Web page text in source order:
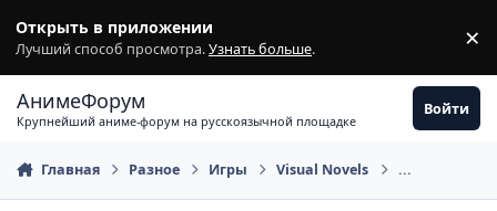
Открыть в приложении
Лучший способ просмотра.Узнать больше. ×
АнимеФорум
Крупнейший аниме-форум на русскоязычной площадке
Войти
Главная Разное Игры Visual Novels ...